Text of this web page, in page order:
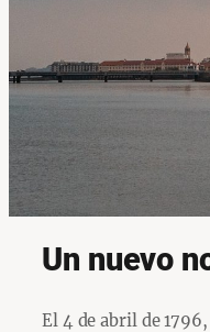
Un nuevo
El 4 de abril de